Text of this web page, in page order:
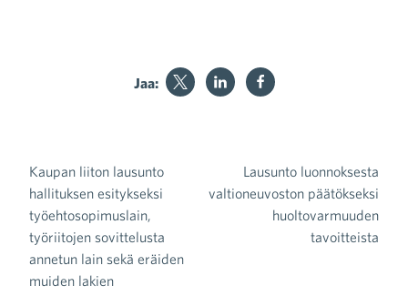
Jaa:
Artikkelien selaus
Kaupan liiton lausunto
hallituksen esitykseksi
työehtosopimuslain,
työriitojen sovittelusta
annetun lain sekä eräiden
muiden lakien
Lausunto luonnoksesta
valtioneuvoston päätökseksi
huoltovarmuuden
tavoitteista